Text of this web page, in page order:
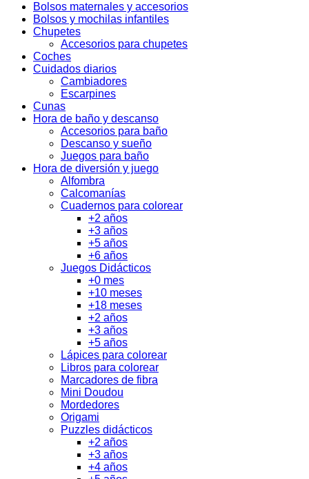
Bolsos maternales y accesorios
Bolsos y mochilas infantiles
Chupetes
Accesorios para chupetes
Coches
Cuidados diarios
Cambiadores
Escarpines
Cunas
Hora de baño y descanso
Accesorios para baño
Descanso y sueño
Juegos para baño
Hora de diversión y juego
Alfombra
Calcomanías
Cuadernos para colorear
+2 años
+3 años
+5 años
+6 años
Juegos Didácticos
+0 mes
+10 meses
+18 meses
+2 años
+3 años
+5 años
Lápices para colorear
Libros para colorear
Marcadores de fibra
Mini Doudou
Mordedores
Origami
Puzzles didácticos
+2 años
+3 años
+4 años